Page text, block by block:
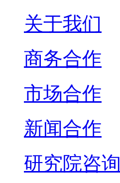
关于我们
商务合作
市场合作
新闻合作
研究院咨询